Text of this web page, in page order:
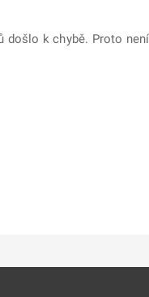
k chybě. Proto
kartě